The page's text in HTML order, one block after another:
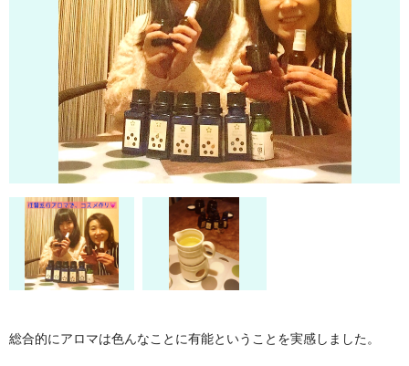
総合的にアロマは色んなことに有能ということを実感しました。